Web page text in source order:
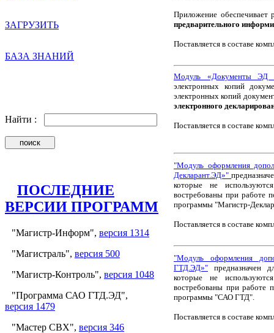
ЗАГРУЗИТЬ
БАЗА ЗНАНИЙ
Найти :
ПОСЛЕДНИЕ
ВЕРСИИ ПРОГРАММ
"Магистр-Информ", версия 1314
"Магистраль", версия 500
"Магистр-Контроль", версия 1048
"Программа САО ГТД.ЭД",
версия 1479
"Мастер СВХ", версия 346
Приложение обеспечивает
предварительного
Поставляется в составе
Модуль «Документы
электронных копий
электронных копий
электронного
Поставляется в составе
"Модуль оформления
Декларант.ЭД»"
которые не
востребованы при работе
программы "Магистр-
Поставляется в составе
"Модуль оформления
ГТД.ЭД»" предназначен
которые не
востребованы при работе
программы "САО ГТД".
Поставляется в составе